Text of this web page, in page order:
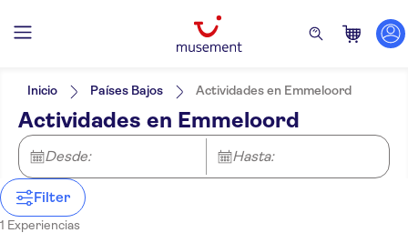
Filtros
NO-PICKUP
Tipo de entrada
Bono electrónico
Confirmación al momento
Actividades
Excursiones de un día
Turismo y tradiciones
Idiomas de la actividad
Inglés
Inicio Países Bajos Actividades en Emmeloord
Actividades en Emmeloord
Desde: Hasta:
Filter
1 Experiencias